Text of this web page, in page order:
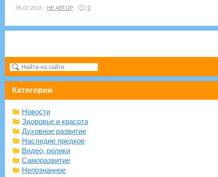
05.02.2018 НЕ АВТОР 0
Категории
Новости
Здоровье и красота
Духовное развитие
Наследие предков
Видео, ролики
Саморазвитие
Непознанное